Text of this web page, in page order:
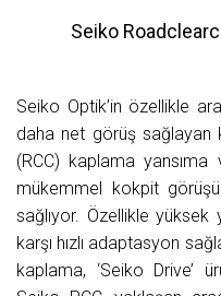
Seiko
Seiko Optik’in özellikle
daha net görüş sağlayan
(RCC) kaplama
mükemmel kokpit
sağlıyor. Özellikle
karşı hızlı adaptasyon
kaplama, ‘Seiko Drive’